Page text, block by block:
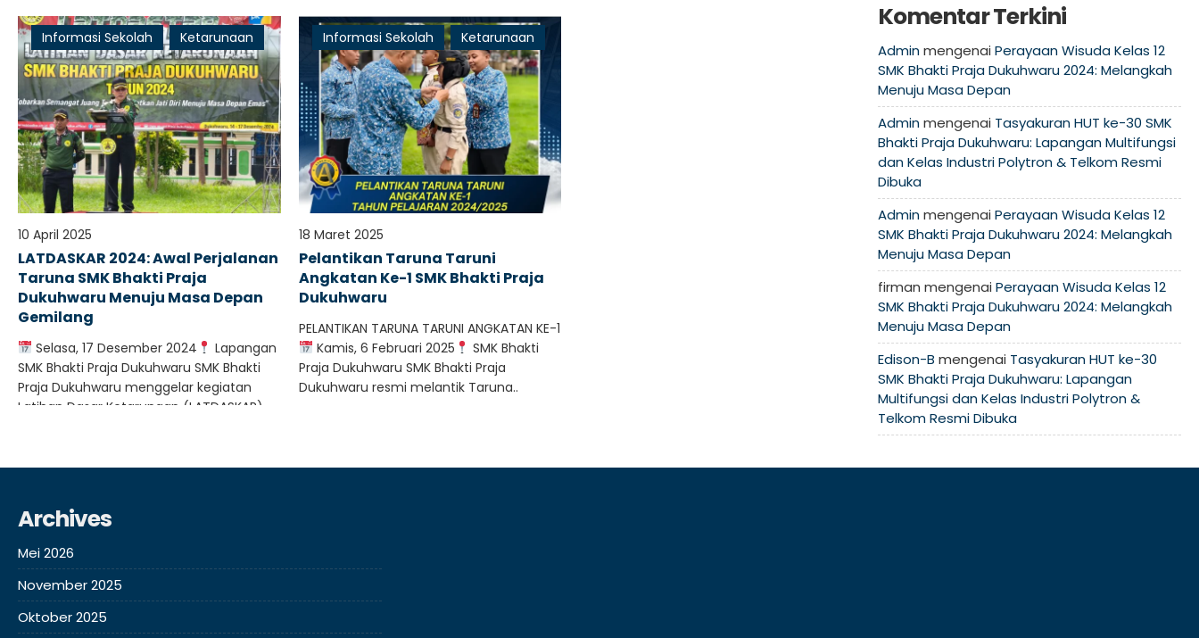
tersebut..
Informasi Sekolah
Ketarunaan
10 April 2025
LATDASKAR 2024: Awal Perjalanan
Taruna SMK Bhakti Praja
Dukuhwaru Menuju Masa Depan
Gemilang
Selasa, 17 Desember 2024
Lapangan
SMK Bhakti Praja Dukuhwaru SMK Bhakti
Praja Dukuhwaru menggelar kegiatan
Latihan Dasar Ketarunaan (LATDASKAR)..
Informasi Sekolah Ketarunaan
18 Maret 2025
Pelantikan Taruna Taruni
Angkatan Ke-1 SMK Bhakti Praja
Dukuhwaru
PELANTIKAN TARUNA TARUNI ANGKATAN KE-1
Kamis, 6 Februari 2025
SMK Bhakti
Praja Dukuhwaru SMK Bhakti Praja
Dukuhwaru resmi melantik Taruna..
Komentar Terkini
Adminmengenai Perayaan Wisuda Kelas 12
SMK Bhakti Praja Dukuhwaru 2024: Melangkah
Menuju Masa Depan
Adminmengenai Tasyakuran HUT ke-30 SMK
Bhakti Praja Dukuhwaru: Lapangan Multifungsi
dan Kelas Industri Polytron & Telkom Resmi
Dibuka
Adminmengenai Perayaan Wisuda Kelas 12
SMK Bhakti Praja Dukuhwaru 2024: Melangkah
Menuju Masa Depan
firman mengenai Perayaan Wisuda Kelas 12
SMK Bhakti Praja Dukuhwaru 2024: Melangkah
Menuju Masa Depan
Edison-B mengenai Tasyakuran HUT ke-30
SMK Bhakti Praja Dukuhwaru: Lapangan
Multifungsi dan Kelas Industri Polytron &
Telkom Resmi Dibuka
Archives
Mei 2026
November 2025
Oktober 2025